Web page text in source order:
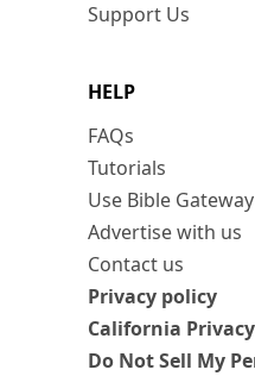
Support Us
HELP
FAQs
Tutorials
Use Bible
Advertise with us
Contact us
Privacy policy
California
Do Not Sell My